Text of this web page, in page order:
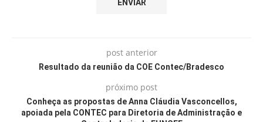
post anterior
Resultado da reunião da COE Contec/Bradesco
próximo post
Conheça as propostas de Anna Cláudia Vasconcellos,
apoiada pela CONTEC para Diretoria de Administração e